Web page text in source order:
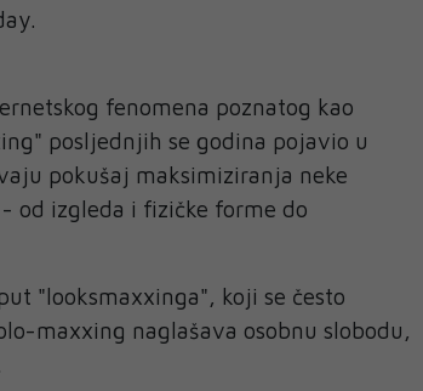
fenomena poznatog kao
posljednjih se godina pojavio u
pokušaj maksimiziranja neke
od izgleda i fizičke forme do
"looksmaxxinga", koji se često
maxxing naglašava osobnu slobodu,